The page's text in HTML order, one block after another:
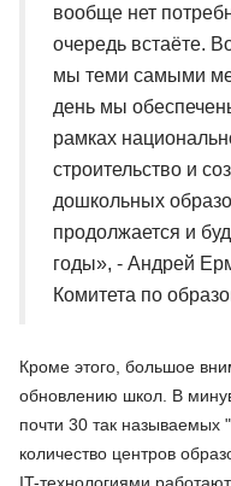
вообще нет
очередь встаёте.
мы теми самыми
день мы
рамках
строительство и
дошкольных
продолжается и
годы», - Андрей
Комитета по
Кроме этого, большое
обновлению школ. В
почти 30 так называемых
количество центров